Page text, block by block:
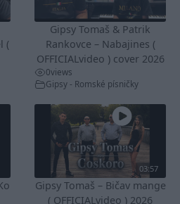
(
Gipsy Tomaš & Patrik
Rankovce – Nabajines (
OFFICIALvideo ) cover 2026
0views
Gipsy - Romské písničky
03:57
Gipsy Tomaš – Bičav mange
( OFFICIALvideo ) 2026